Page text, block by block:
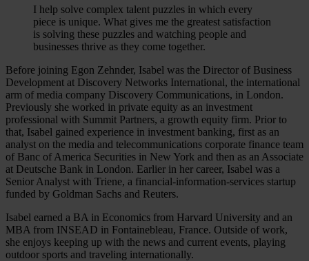
I help solve complex talent puzzles in which every
piece is unique. What gives me the greatest satisfaction
is solving these puzzles and watching people and
businesses thrive as they come together.
Before joining Egon Zehnder, Isabel was the Director of Business
Development at Discovery Networks International, the international
arm of media company Discovery Communications, in London.
Previously she worked in private equity as an investment
professional with Summit Partners, a growth equity firm. Prior to
that, Isabel gained experience in investment banking, first as an
analyst on the media and telecommunications corporate finance team
of Banc of America Securities in New York and then as an Associate
at Deutsche Bank in London. Earlier in her career, Isabel was a
Senior Analyst with Triene, a financial-information-services startup
funded by Goldman Sachs and Reuters.
Isabel earned a BA in Economics from Harvard University and an
MBA from INSEAD in Fontainebleau, France. Outside of work,
she enjoys keeping up with the news and current events, playing
outdoor sports and traveling internationally.